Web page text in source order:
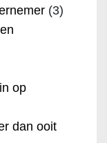
(3)
op
dan ooit